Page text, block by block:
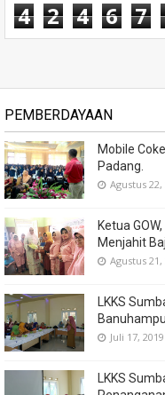
4 2 4 6 7
PEMBERDAYAAN
Mobile
Padang.
Agustus 22,
Ketua
Menjahit
Agustus 21,
LKKS
Banuhampu
Juli 17, 2019
LKKS